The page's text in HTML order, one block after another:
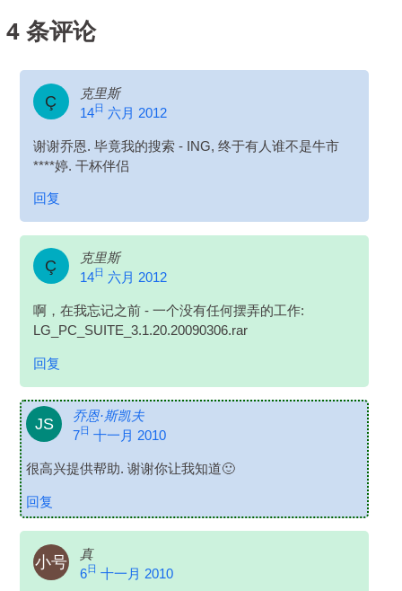
4条评论
Ç
克里斯
14日 六月 2012
谢谢乔恩. 毕竟我的搜索 - ING, 终于有人谁不是牛市
****婷. 干杯伴侣
回复
Ç
克里斯
14日 六月 2012
啊，在我忘记之前 - 一个没有任何摆弄的工作:
LG_PC_SUITE_3.1.20.20090306.rar
回复
JS
乔恩·斯凯夫
7日 十一月 2010
很高兴提供帮助. 谢谢你让我知道🙂
回复
小号
真
6日 十一月 2010